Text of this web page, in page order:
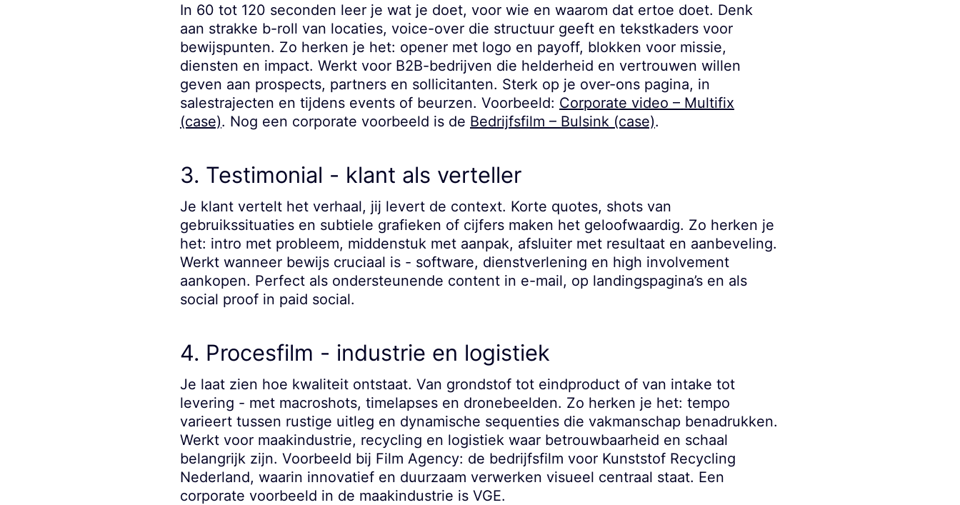
In 60 tot 120 seconden leer je wat je doet, voor wie en waarom dat ertoe doet. Denk
aan strakke b-roll van locaties, voice-over die structuur geeft en tekstkaders voor
bewijspunten. Zo herken je het: opener met logo en payoff, blokken voor missie,
diensten en impact. Werkt voor B2B-bedrijven die helderheid en vertrouwen willen
geven aan prospects, partners en sollicitanten. Sterk op je over-ons pagina, in
salestrajecten en tijdens events of beurzen. Voorbeeld: Corporate video – Multifix
(case). Nog een corporate voorbeeld is de Bedrijfsfilm – Bulsink (case).
3. Testimonial - klant als verteller
Je klant vertelt het verhaal, jij levert de context. Korte quotes, shots van
gebruikssituaties en subtiele grafieken of cijfers maken het geloofwaardig. Zo herken je
het: intro met probleem, middenstuk met aanpak, afsluiter met resultaat en aanbeveling.
Werkt wanneer bewijs cruciaal is - software, dienstverlening en high involvement
aankopen. Perfect als ondersteunende content in e-mail, op landingspagina’s en als
social proof in paid social.
4. Procesfilm - industrie en logistiek
Je laat zien hoe kwaliteit ontstaat. Van grondstof tot eindproduct of van intake tot
levering - met macroshots, timelapses en dronebeelden. Zo herken je het: tempo
varieert tussen rustige uitleg en dynamische sequenties die vakmanschap benadrukken.
Werkt voor maakindustrie, recycling en logistiek waar betrouwbaarheid en schaal
belangrijk zijn. Voorbeeld bij Film Agency: de bedrijfsfilm voor Kunststof Recycling
Nederland, waarin innovatief en duurzaam verwerken visueel centraal staat. Een
corporate voorbeeld in de maakindustrie is VGE.